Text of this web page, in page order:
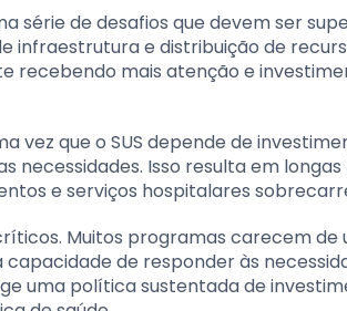
série de desafios que devem ser
infraestrutura e distribuição de
mais atenção e
vez que o SUS depende de
necessidades. Isso resulta em
e serviços hospitalares
Muitos programas carecem de
de responder às
uma política sustentada de